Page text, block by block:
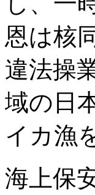
恩は核
違法操
域の日
イカ漁
海上保